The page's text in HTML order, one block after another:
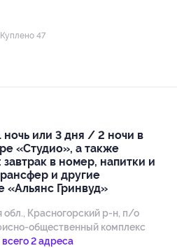
Куплено 47
или 3 дня / 2 ночи в
«Студио», а также
в номер, напитки и
и другие
«Альянс Гринвуд»
обл., Красногорский р-н, п/о
общественный комплекс
всего 2 адреса